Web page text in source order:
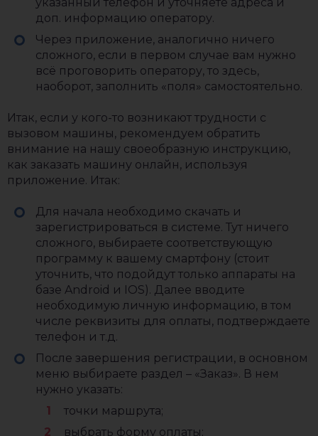
доп. информацию оператору.
Через приложение, аналогично ничего
сложного, если в первом случае вам нужно
всё проговорить оператору, то здесь,
наоборот, заполнить «поля» самостоятельно.
Итак, если у кого-то возникают трудности с
вызовом машины, рекомендуем обратить
внимание на нашу своеобразную инструкцию,
как заказать машину онлайн, используя
приложение. Итак:
Для начала необходимо скачать и
зарегистрироваться в системе. Тут ничего
сложного, выбираете соответствующую
программу к вашему смартфону (стоит
уточнить, что подойдут только аппараты на
базе Android и IOS). Далее вводите
необходимую личную информацию, в том
числе реквизиты для оплаты, подтверждаете
телефон и т.д.
После завершения регистрации, в основном
меню выбираете раздел – «Заказ». В нем
нужно указать:
точки маршрута;
выбрать форму оплаты;